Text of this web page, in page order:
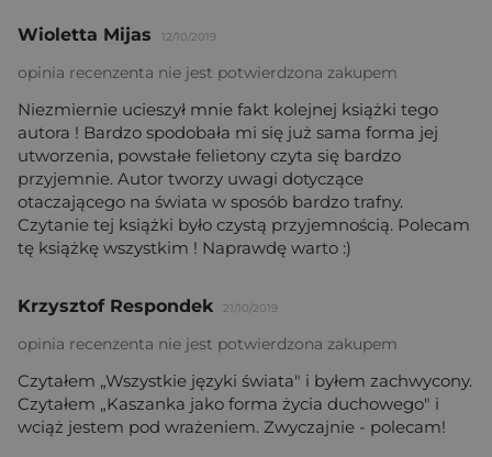
Wioletta Mijas 12/10/2019
opinia recenzenta nie jest potwierdzona zakupem
Niezmiernie ucieszył mnie fakt kolejnej książki tego
autora ! Bardzo spodobała mi się już sama forma jej
utworzenia, powstałe felietony czyta się bardzo
przyjemnie. Autor tworzy uwagi dotyczące
otaczającego na świata w sposób bardzo trafny.
Czytanie tej książki było czystą przyjemnością. Polecam
tę książkę wszystkim ! Naprawdę warto :)
Krzysztof Respondek 21/10/2019
opinia recenzenta nie jest potwierdzona zakupem
Czytałem „Wszystkie języki świata" i byłem zachwycony.
Czytałem „Kaszanka jako forma życia duchowego" i
wciąż jestem pod wrażeniem. Zwyczajnie - polecam!